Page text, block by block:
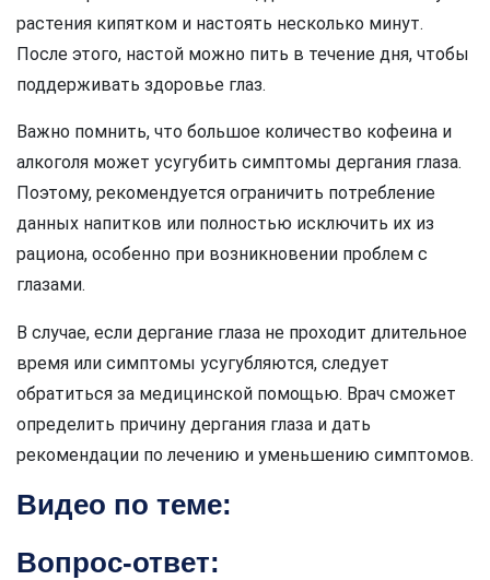
растения кипятком и настоять несколько минут.
После этого, настой можно пить в течение дня, чтобы
поддерживать здоровье глаз.
Важно помнить, что большое количество кофеина и
алкоголя может усугубить симптомы дергания глаза.
Поэтому, рекомендуется ограничить потребление
данных напитков или полностью исключить их из
рациона, особенно при возникновении проблем с
глазами.
В случае, если дергание глаза не проходит длительное
время или симптомы усугубляются, следует
обратиться за медицинской помощью. Врач сможет
определить причину дергания глаза и дать
рекомендации по лечению и уменьшению симптомов.
Видео по теме:
Вопрос-ответ: